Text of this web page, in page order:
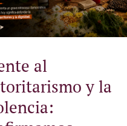
al
y la